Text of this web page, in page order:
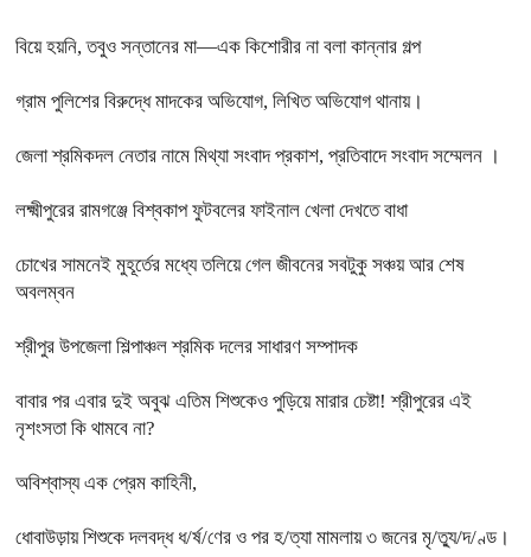
বিয়ে হয়নি, তবুও সন্তানের মা—এক কিশোরীর না বলা কান্নার গল্প
গ্রাম পুলিশের বিরুদ্ধে মাদকের অভিযোগ, লিখিত অভিযোগ থানায়।
জেলা শ্রমিকদল নেতার নামে মিথ্যা সংবাদ প্রকাশ, প্রতিবাদে সংবাদ সম্মেলন ।
লক্ষ্মীপুরের রামগঞ্জে বিশ্বকাপ ফুটবলের ফাইনাল খেলা দেখতে বাধা
চোখের সামনেই মুহূর্তের মধ্যে তলিয়ে গেল জীবনের সবটুকু সঞ্চয় আর শেষ
অবলম্বন
শ্রীপুর উপজেলা শিল্পাঞ্চল শ্রমিক দলের সাধারণ সম্পাদক
বাবার পর এবার দুই অবুঝ এতিম শিশুকেও পুড়িয়ে মারার চেষ্টা! শ্রীপুরের এই
নৃশংসতা কি থামবে না?
অবিশ্বাস্য এক প্রেম কাহিনী,
ধোবাউড়ায় শিশুকে দলবদ্ধ ধ/র্ষ/ণের ও পর হ/ত্যা মামলায় ৩ জনের মৃ/ত্যু/দ/ণ্ড।